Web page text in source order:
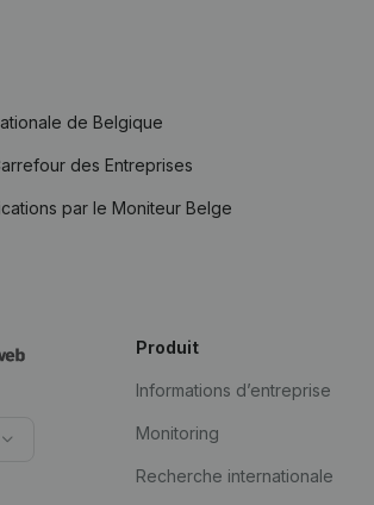
de Belgique
des Entreprises
par le Moniteur Belge
Produit
Informations d’entreprise
Monitoring
Recherche internationale